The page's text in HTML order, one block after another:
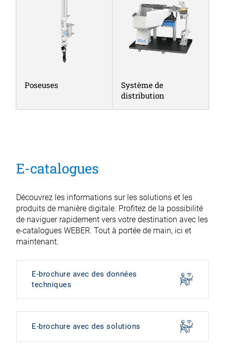
Poseuses
Système de
distribution
E-catalogues
Découvrez les informations sur les solutions et les
produits de manière digitale. Profitez de la possibilité
de naviguer rapidement vers votre destination avec les
e-catalogues WEBER. Tout à portée de main, ici et
maintenant.
E-brochure avec des données
techniques
E-brochure avec des solutions